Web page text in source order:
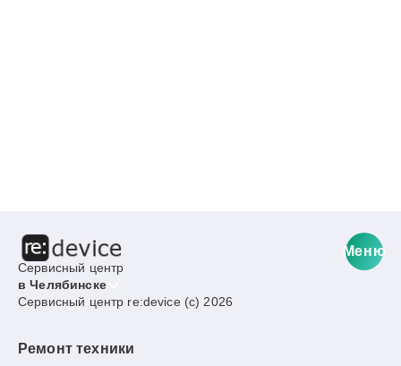
Сервисный центр
в Челябинске
Меню
Сервисный центр re:device (c) 2026
Ремонт техники